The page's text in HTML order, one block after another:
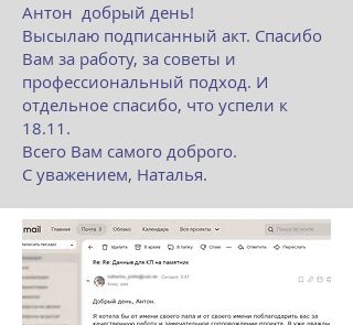
Антон добрый день!
Высылаю подписанный акт. Спасибо
Вам за работу, за советы и
профессиональный подход. И
отдельное спасибо, что успели к
18.11.
Всего Вам самого доброго.
С уважением, Наталья.